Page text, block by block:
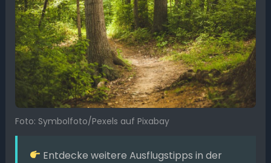
Foto: Symbolfoto/Pexels auf Pixabay
Entdecke weitere Ausflugstipps in der